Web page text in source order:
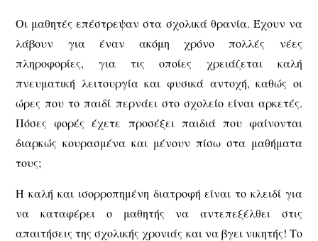
Οι μαθητές επέστρεψαν στα σχολικά θρανία. Έχουν να
λάβουν για έναν ακόμη χρόνο πολλές νέες
πληροφορίες, για τις οποίες χρειάζεται καλή
πνευματική λειτουργία και φυσικά αντοχή, καθώς οι
ώρες που το παιδί περνάει στο σχολείο είναι αρκετές.
Πόσες φορές έχετε προσέξει παιδιά που φαίνονται
διαρκώς κουρασμένα και μένουν πίσω στα μαθήματα
τους;
Η καλή και ισορροπημένη διατροφή είναι το κλειδί για
να καταφέρει ο μαθητής να αντεπεξέλθει στις
απαιτήσεις της σχολικής χρονιάς και να βγει νικητής! Το